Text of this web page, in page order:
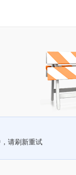
请刷新重试